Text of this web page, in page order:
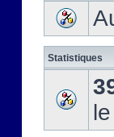
Statistiques